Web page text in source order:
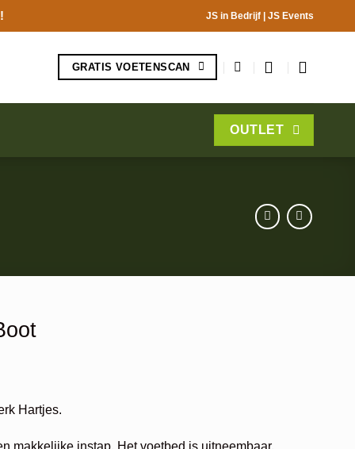
JS in Bedrijf | JS Events
GRATIS VOETENSCAN
OUTLET
Hartjes.